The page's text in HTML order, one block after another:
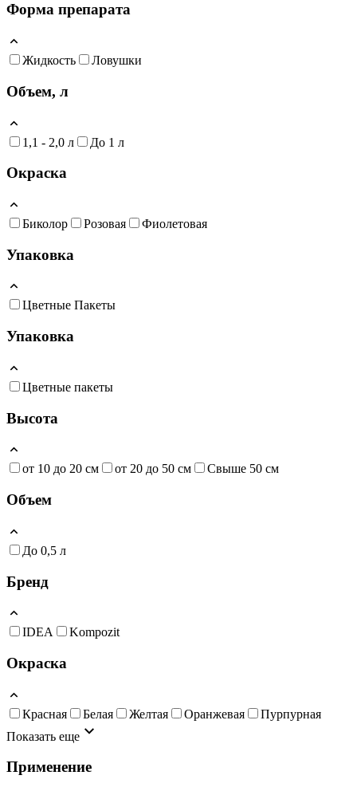
Форма препарата
Жидкость Ловушки
Объем, л
1,1 - 2,0 л До 1 л
Окраска
Биколор Розовая Фиолетовая
Упаковка
Цветные Пакеты
Упаковка
Цветные пакеты
Высота
от 10 до 20 см от 20 до 50 см Свыше 50 см
Объем
До 0,5 л
Бренд
IDEA Kompozit
Окраска
Красная Белая Желтая Оранжевая
Пурпурная
Показать еще
Применение